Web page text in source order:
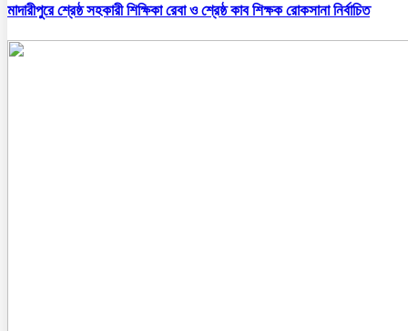
মাদারীপুরে শ্রেষ্ঠ সহকারী শিক্ষিকা রেবা ও শ্রেষ্ঠ কাব শিক্ষক রোকসানা নির্বাচিত